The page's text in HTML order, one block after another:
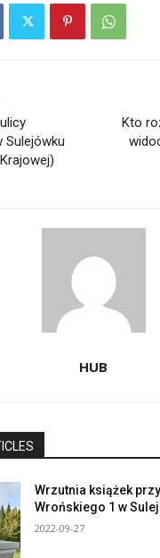
Sulejówku
Kto
HUB
Wrzutnia książek
Wrońskiego 1 w
2022-09-27